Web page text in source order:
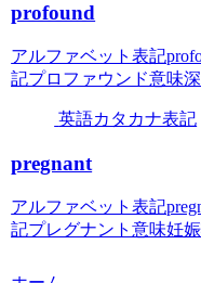
profound
アルファベット表記
記プロファウンド意味
英語カタカナ表記
pregnant
アルファベット表記
記プレグナント意味妊